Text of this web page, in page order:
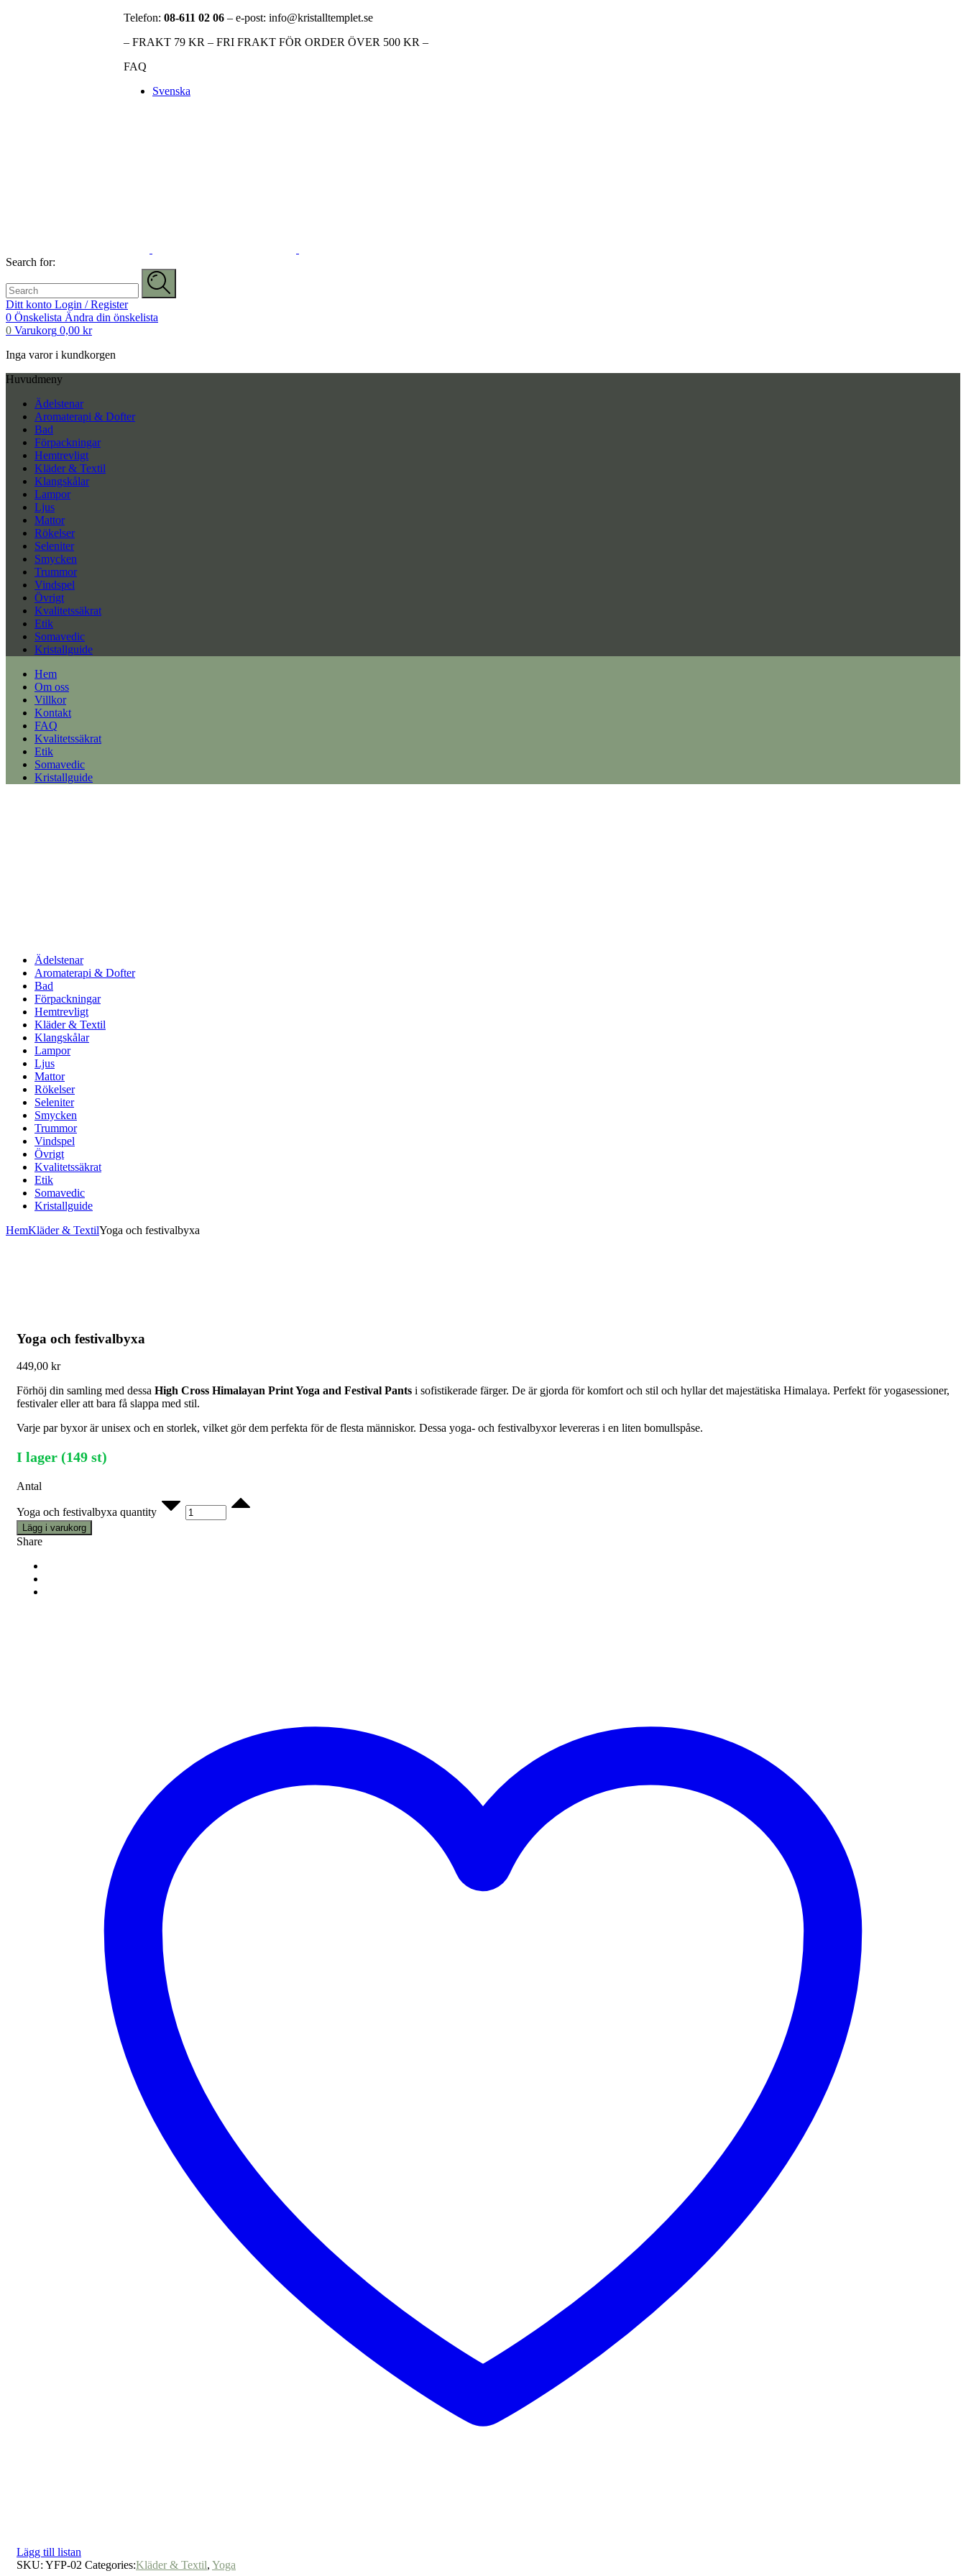
Telefon: 08-611 02 06 – e-post: info@kristalltemplet.se
– FRAKT 79 KR – FRI FRAKT FÖR ORDER ÖVER 500 KR –
FAQ
Svenska
Search for:
Ditt konto Login / Register
0 Önskelista Ändra din önskelista
0 Varukorg 0,00 kr
Inga varor i kundkorgen
Huvudmeny
Ädelstenar
Aromaterapi & Dofter
Bad
Förpackningar
Hemtrevligt
Kläder & Textil
Klangskålar
Lampor
Ljus
Mattor
Rökelser
Seleniter
Smycken
Trummor
Vindspel
Övrigt
Kvalitetssäkrat
Etik
Somavedic
Kristallguide
Hem
Om oss
Villkor
Kontakt
FAQ
Kvalitetssäkrat
Etik
Somavedic
Kristallguide
Ädelstenar
Aromaterapi & Dofter
Bad
Förpackningar
Hemtrevligt
Kläder & Textil
Klangskålar
Lampor
Ljus
Mattor
Rökelser
Seleniter
Smycken
Trummor
Vindspel
Övrigt
Kvalitetssäkrat
Etik
Somavedic
Kristallguide
HemKläder & TextilYoga och festivalbyxa
Yoga och festivalbyxa
449,00 kr
Förhöj din samling med dessa High Cross Himalayan Print Yoga and Festival Pants i sofistikerade färger. De är gjorda för komfort och stil och hyllar det majestätiska Himalaya. Perfekt för yogasessioner,
festivaler eller att bara få slappa med stil.
Varje par byxor är unisex och en storlek, vilket gör dem perfekta för de flesta människor. Dessa yoga- och festivalbyxor levereras i en liten bomullspåse.
I lager (149 st)
Antal
Yoga och festivalbyxa quantity
Lägg i varukorg
Share
Lägg till listan
SKU: YFP-02 Categories:Kläder & Textil, Yoga